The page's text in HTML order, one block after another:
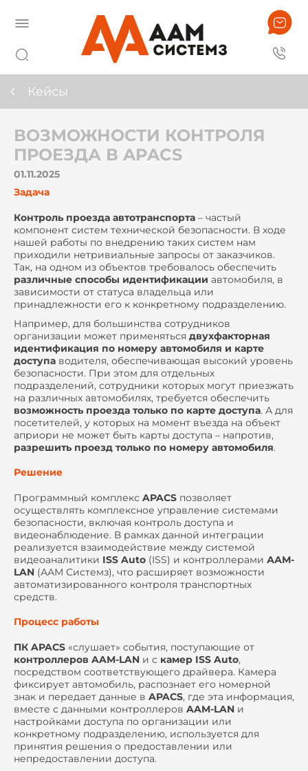
Кейсы
ВОЗМОЖНОСТИ КОНТРОЛЯ
ПРОЕЗДА В APACS
01.11.2025
Задача
Контроль проезда автотранспорта – частый
компонент систем технической безопасности. В ходе
нашей работы по внедрению таких систем нам
приходили нетривиальные запросы от заказчиков.
Так, на одном из объектов требовалось обеспечить
различные способы идентификации автомобиля, в
зависимости от статуса владельца или
принадлежности его к конкретному подразделению.
Например, для большинства сотрудников
организации может применяться двухфакторная
идентификация по номеру автомобиля и карте
доступа водителя, обеспечивающая высокий уровень
безопасности. При этом для отдельных
подразделений, сотрудники которых могут приезжать
на различных автомобилях, требуется обеспечить
возможность проезда только по карте доступа. А для
посетителей, у которых на момент въезда на объект
априори не может быть карты доступа – напротив,
разрешить проезд только по номеру автомобиля.
Решение
Программный комплекс APACS позволяет
осуществлять комплексное управление системами
безопасности, включая контроль доступа и
видеонаблюдение. В рамках данной интеграции
реализуется взаимодействие между системой
видеоаналитики ISS Auto (ISS) и контроллерами ААМ-
LAN (ААМ Системз), что расширяет возможности
автоматизированного контроля транспортных
средств.
Процесс работы
ПК APACS «слушает» события, поступающие от
контроллеров AAM-LAN и с камер ISS Auto,
посредством соответствующего драйвера. Камера
фиксирует автомобиль, распознает его номерной
знак и передает данные в APACS, где эта информация,
вместе с данными контроллеров AAM-LAN и
настройками доступа по организации или
конкретному подразделению, используется для
принятия решения о предоставлении или
непредоставлении доступа.